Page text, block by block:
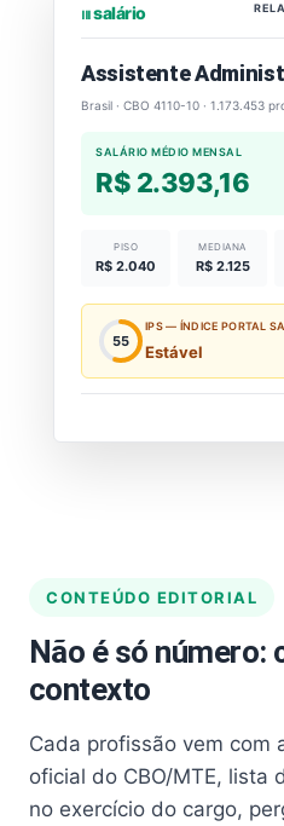
⏐⏐⏐ salário
Assistente
Brasil · CBO 4110-10 · 1.173.453
SALÁRIO MÉDIO MENSAL
R$ 2.393,16
PISO
R$ 2.040
MEDIANA
R$ 2.125
55
IPS — ÍNDICE PORTAL
Estável
CONTEÚDO EDITORIAL
Não é só número:
contexto
Cada profissão vem com
oficial do CBO/MTE, lista
no exercício do cargo,